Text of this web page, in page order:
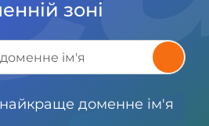
зоні
найкраще доменне ім'я